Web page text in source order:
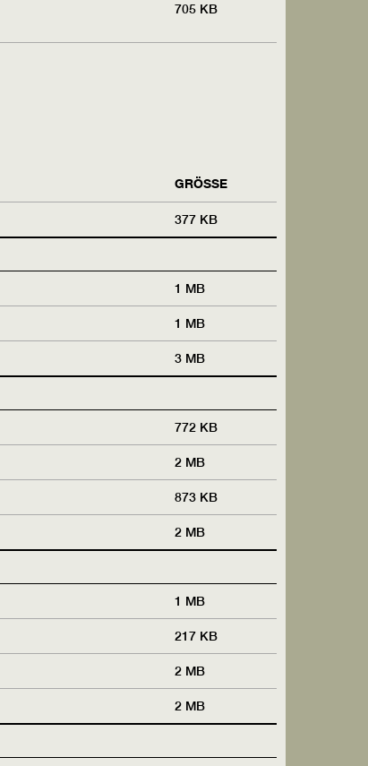
705 KB
GRÖSSE
377 KB
1 MB
1 MB
3 MB
772 KB
2 MB
873 KB
2 MB
1 MB
217 KB
2 MB
2 MB